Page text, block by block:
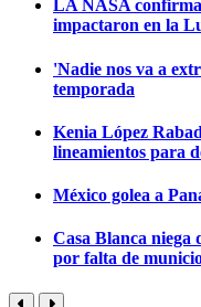
LA NASA confirma
impactaron en la
'Nadie nos va a
temporada
Kenia López
lineamientos para
México golea a
Casa Blanca niega
por falta de